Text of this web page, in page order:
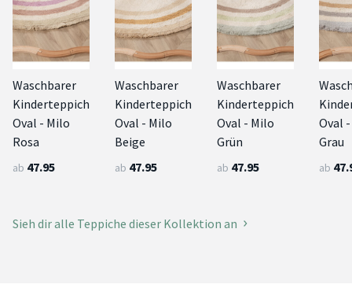
Waschbarer
Kinderteppich
Oval - Milo
Rosa
ab 47.95
Waschbarer
Kinderteppich
Oval - Milo
Beige
ab 47.95
Waschbarer
Kinderteppich
Oval - Milo
Grün
ab 47.95
Oval
Grau
ab
Sieh dir alle Teppiche dieser Kollektion an